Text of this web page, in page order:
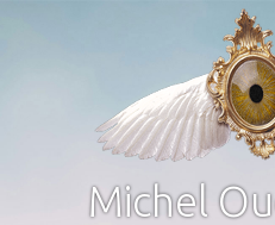
Michel